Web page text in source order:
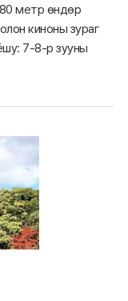
метр өндөр
киноны зураг
7-8-р зууны